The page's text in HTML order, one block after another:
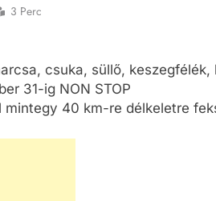
3 Perc
csuka, süllő, keszegfélék,
31-ig NON STOP
mintegy 40 km-re délkeletre